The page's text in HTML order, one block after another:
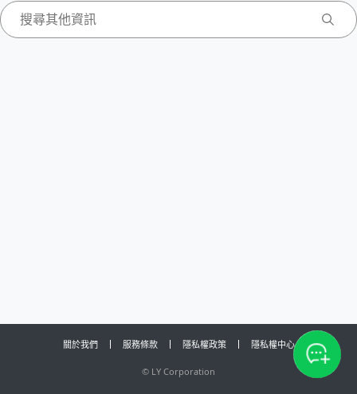
關於我們 服務條款 隱私權政策 隱私權中心
© LY Corporation